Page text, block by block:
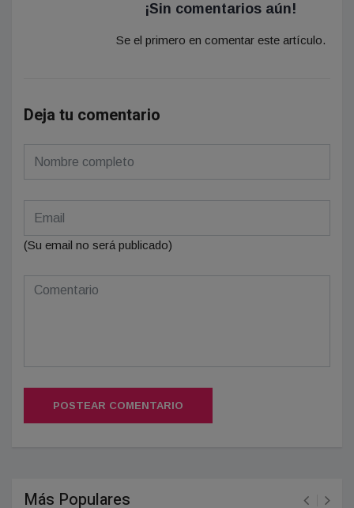
¡Sin comentarios aún!
Se el primero en comentar este artículo.
Deja tu comentario
(Su email no será publicado)
POSTEAR COMENTARIO
Más Populares